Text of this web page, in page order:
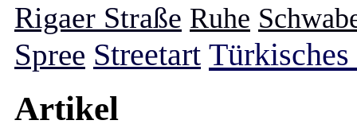
Rigaer Straße Ruhe
Spree Streetart
Artikel